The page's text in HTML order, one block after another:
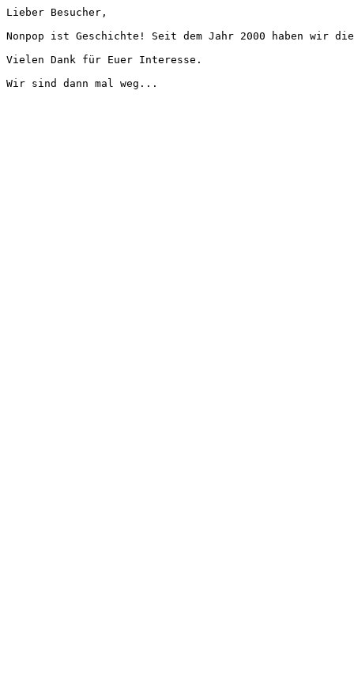
Lieber Besucher,
Nonpop ist Geschichte! Seit dem Jahr 2000 haben wir
Vielen Dank für Euer Interesse.
Wir sind dann mal weg...